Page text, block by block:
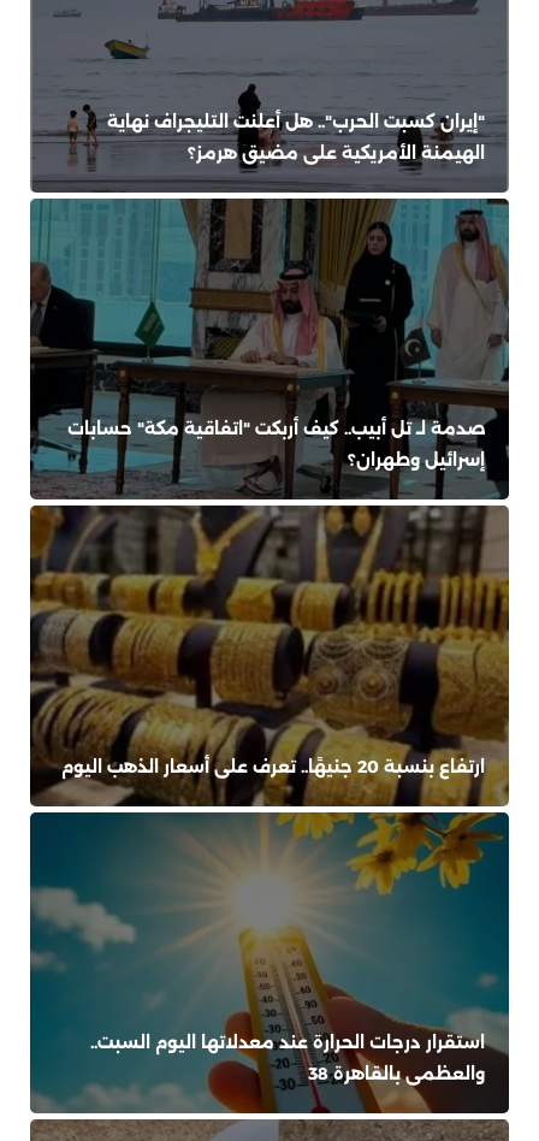
"إيران كسبت الحرب".. هل أعلنت التليجراف نهاية
الهيمنة الأمريكية على مضيق هرمز؟
صدمة لـ تل أبيب.. كيف أربكت "اتفاقية مكة" حسابات
إسرائيل وطهران؟
ارتفاع بنسبة 20 جنيهًا.. تعرف على أسعار الذهب اليوم
استقرار درجات الحرارة عند معدلاتها اليوم السبت..
والعظمى بالقاهرة 38